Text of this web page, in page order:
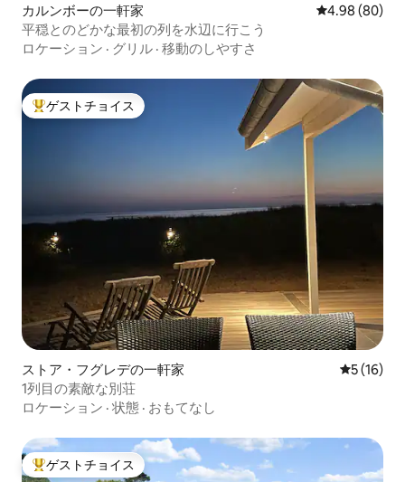
カルンボーの一軒家 レビュー80件
4.98 (80)
平穏とのどかな最初の列を水辺に行こう
ロケーション · グリル · 移動のしやすさ
大好評のゲストチョイスです。
ゲストチョイス
ストア・フグレデの一軒家 レビュー
5 (16)
1列目の素敵な別荘
ロケーション · 状態 · おもてなし
大好評のゲストチョイスです。
ゲストチョイス